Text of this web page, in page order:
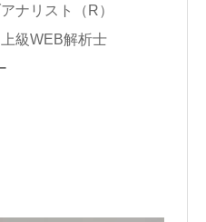
アナリスト（R）
解析士